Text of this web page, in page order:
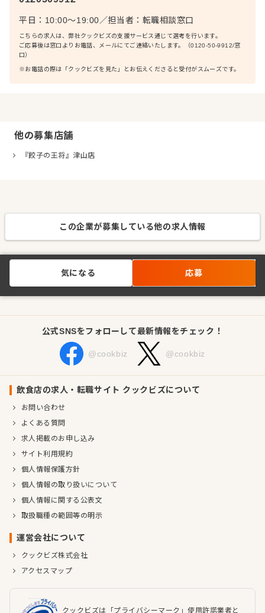
平日：10:00〜19:00／担当者： 転職相談窓口
こちらの求人は、弊社クックビズの支援サービス通じて選考を行います。
ご応募後は窓口よりお電話、メールにてご連絡いたします。（0120-50-9912/窓
口）
※お電話の際は「クックビズを見た」とお伝えくださると受付がスムーズです。
他の募集店舗
『餃子の王将』津山店
この企業が募集している他の求人情報
気になる 応募
公式SNSをフォローして最新情報をチェック！
@cookbiz @cookbiz
飲食店の求人・転職サイト クックビズについて
お問い合わせ
よくある質問
求人掲載のお申し込み
サイト利用規約
個人情報保護方針
個人情報の取り扱いについて
個人情報に関する公表文
取扱職種の範囲等の明示
運営会社について
クックビズ株式会社
アクセスマップ
クックビズは「プライバシーマーク」使用許諾業者と